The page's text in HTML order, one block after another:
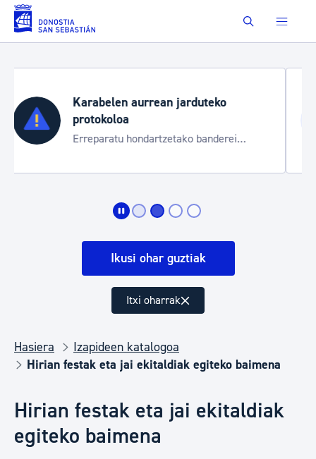
Eduki nagusira joan Buscar
Aste Nagusia 2026
Trafiko mozketak eta garraio zerbitzu
bereziak
Ikusi ohar guztiak
Itxi oharrak
Hasiera
Izapideen katalogoa
Hirian festak eta jai ekitaldiak egiteko baimena
Hirian festak eta jai ekitaldiak
egiteko baimena